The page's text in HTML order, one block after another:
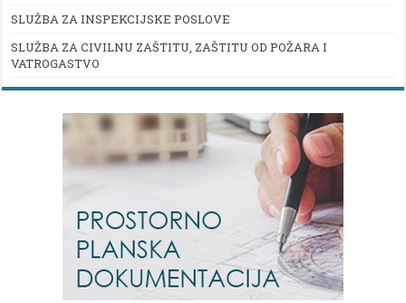
SLUŽBA ZA INSPEKCIJSKE POSLOVE
SLUŽBA ZA CIVILNU ZAŠTITU, ZAŠTITU OD POŽARA I
VATROGASTVO